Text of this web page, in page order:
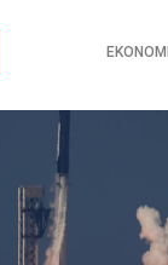
EKONOMI